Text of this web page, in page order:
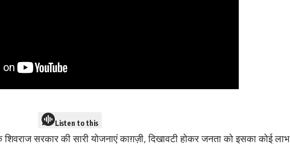
Listen to this
सरकार की सारी योजनाएं काग़ज़ी, दिखावटी होकर जनता को इसका कोई लाभ